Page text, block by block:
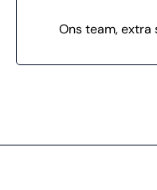
Ons team, extra